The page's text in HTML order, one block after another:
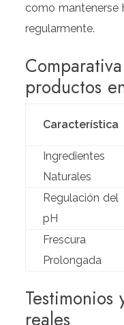
como mantenerse
regularmente.
productos
Característica
Ingredientes
Naturales
Regulación del
pH
Frescura
Prolongada
Testimonios
reales